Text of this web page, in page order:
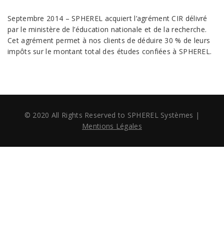
Septembre 2014 – SPHEREL acquiert l’agrément CIR délivré
par le ministère de l’éducation nationale et de la recherche.
Cet agrément permet à nos clients de déduire 30 % de leurs
impôts sur le montant total des études confiées à SPHEREL.
© 2020 All Rights Reserved to SPHEREL Systèmes |
Mentions Légales